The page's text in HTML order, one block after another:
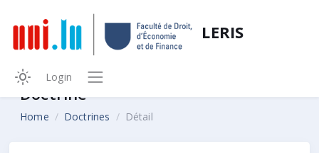
LERIS
Login
Doctrine
Home Doctrines Détail